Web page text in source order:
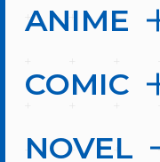
ANIME
COMIC
NOVEL